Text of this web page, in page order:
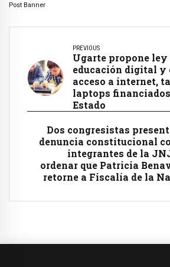
Post Banner
PREVIOUS
Ugarte propone ley
educación digital y
acceso a internet,
laptops
Estado
Dos congresistas
denuncia constitucional
integrantes de la
ordenar que Patricia
retorne a Fiscalía de la